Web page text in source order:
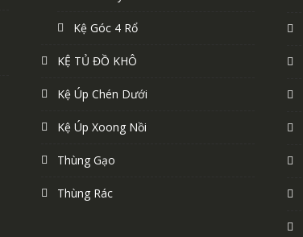
Kệ Góc 4 Rổ
KỆ TỦ ĐỒ KHÔ
Kệ Úp Chén Dưới
Kệ Úp Xoong Nồi
Thùng Gạo
Thùng Rác